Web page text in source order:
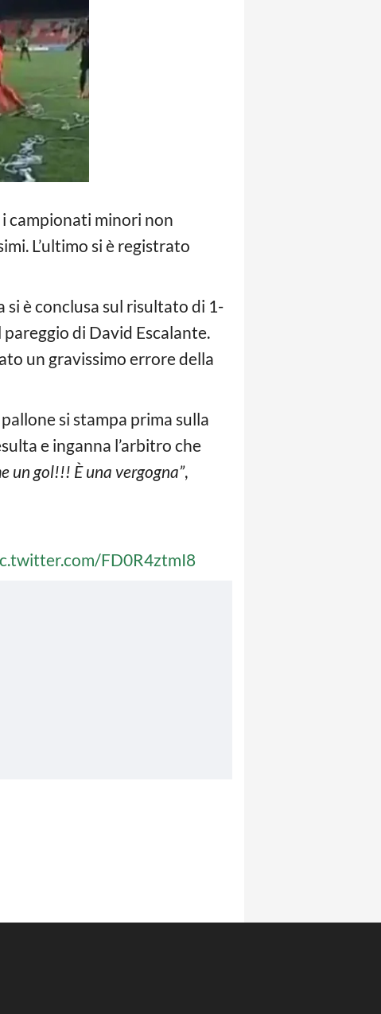
campionati minori non
L’ultimo si è registrato
si è conclusa sul risultato di 1-
di David Escalante.
un gravissimo errore della
si stampa prima sulla
e inganna l’arbitro che
un gol!!! È una vergogna”,
FD0R4ztmI8